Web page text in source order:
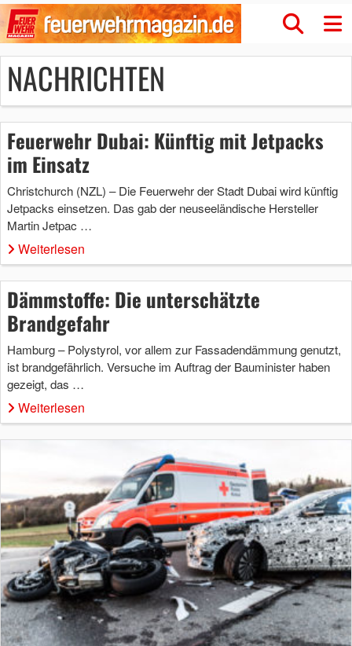
NACHRICHTEN
Feuerwehr Dubai: Künftig mit Jetpacks
im Einsatz
Christchurch (NZL) – Die Feuerwehr der Stadt Dubai wird künftig
Jetpacks einsetzen. Das gab der neuseeländische Hersteller
Martin Jetpac …
Weiterlesen
Dämmstoffe: Die unterschätzte
Brandgefahr
Hamburg – Polystyrol, vor allem zur Fassadendämmung genutzt,
ist brandgefährlich. Versuche im Auftrag der Bauminister haben
gezeigt, das …
Weiterlesen